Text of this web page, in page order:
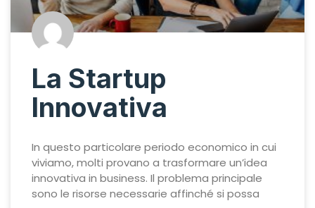
La Startup
Innovativa
In questo particolare periodo economico in cui
viviamo, molti provano a trasformare un’idea
innovativa in business. Il problema principale
sono le risorse necessarie affinché si possa